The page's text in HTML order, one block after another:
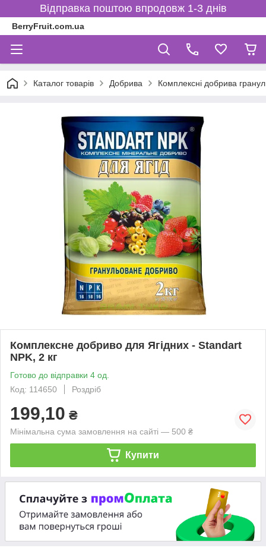
Відправка поштою впродовж 1-3 днів
BerryFruit.com.ua
Каталог товарів Добрива Комплексні добрива
Комплексне добриво для Ягідних - Standart
NPK, 2 кг
Готово до відправки 4 од.
Код: 114650
Роздріб
199,10 ₴
Мінімальна сума замовлення на сайті — 500 ₴
Купити